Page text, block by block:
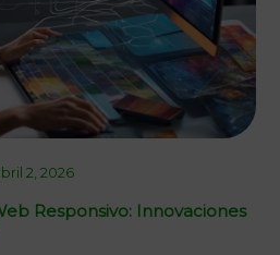
2, 2026
Responsivo: Innovaciones